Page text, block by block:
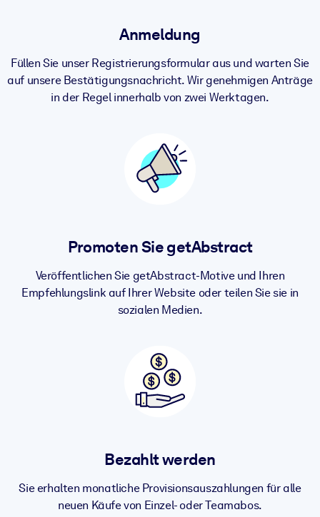
Anmeldung
Füllen Sie unser Registrierungsformular aus und warten Sie
auf unsere Bestätigungsnachricht. Wir genehmigen Anträge
in der Regel innerhalb von zwei Werktagen.
Promoten Sie getAbstract
Veröffentlichen Sie getAbstract-Motive und Ihren
Empfehlungslink auf Ihrer Website oder teilen Sie sie in
sozialen Medien.
Bezahlt werden
Sie erhalten monatliche Provisionsauszahlungen für alle
neuen Käufe von Einzel- oder Teamabos.